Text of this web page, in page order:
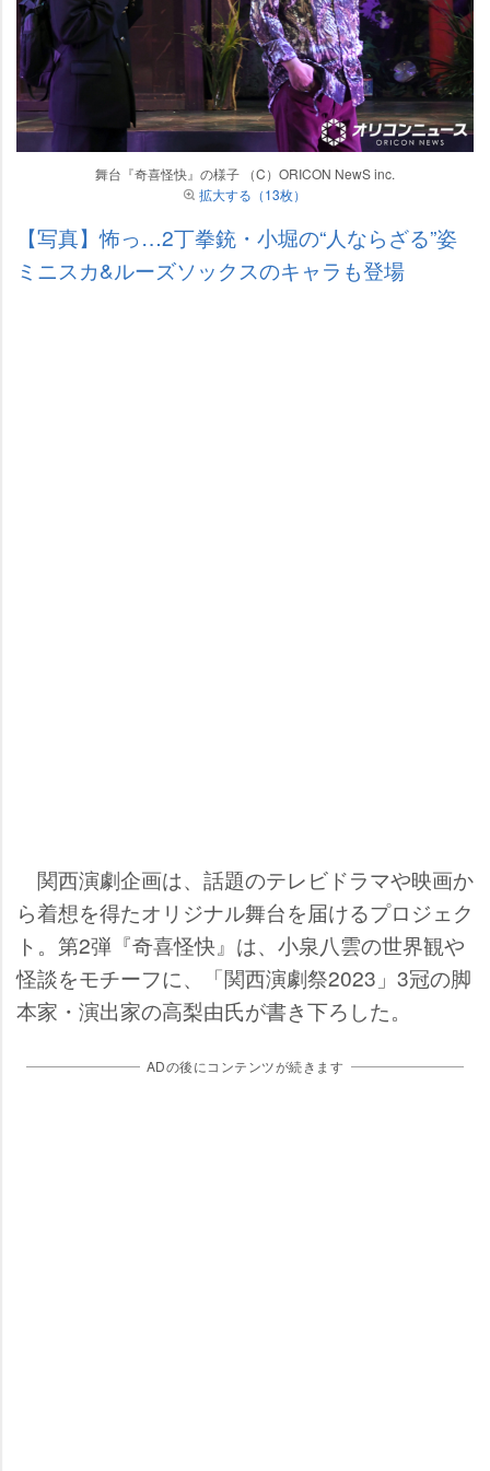
舞台『奇喜怪快』の様子 （C）ORICON NewS inc.
拡大する（13枚）
【写真】怖っ…2丁拳銃・小堀の“人ならざる”姿
ミニスカ&ルーズソックスのキャラも登場
関西演劇企画は、話題のテレビドラマや映画か
ら着想を得たオリジナル舞台を届けるプロジェク
ト。第2弾『奇喜怪快』は、小泉八雲の世界観
怪談をモチーフに、「関西演劇祭2023」3冠の脚
本家・演出家の高梨由氏が書き下ろした。
ADの後にコンテンツが続きます